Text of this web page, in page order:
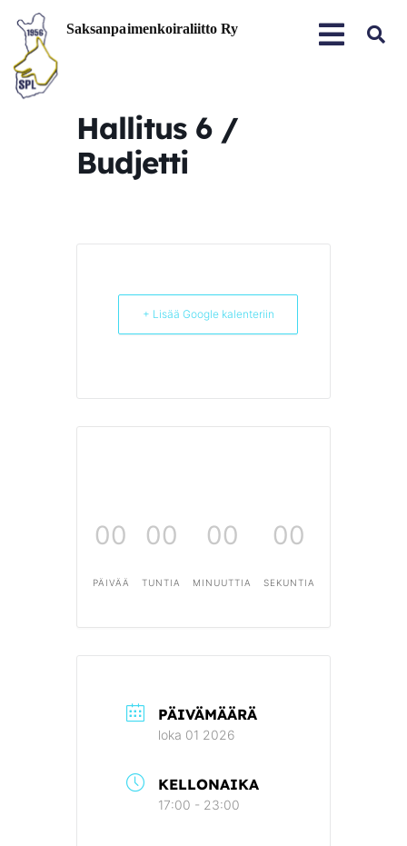
Hallitus 6 /
Budjetti
+ Lisää Google kalenteriin
00
PÄIVÄÄ
00
TUNTIA
00
MINUUTTIA
00
SEKUNTIA
PÄIVÄMÄÄRÄ
loka 01 2026
KELLONAIKA
17:00 - 23:00